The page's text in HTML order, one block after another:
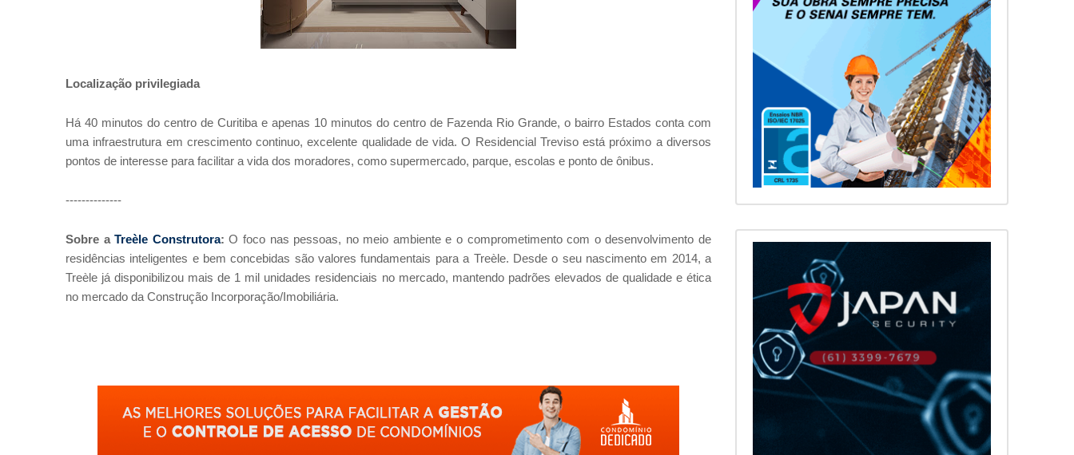
Localização privilegiada
Há 40 minutos do centro de Curitiba e apenas 10 minutos do centro de Fazenda Rio Grande, o bairro Estados conta com
uma infraestrutura em crescimento continuo, excelente qualidade de vida. O Residencial Treviso está próximo a diversos
pontos de interesse para facilitar a vida dos moradores, como supermercado, parque, escolas e ponto de ônibus.
--------------
Sobre aTreèle Construtora: O foco nas pessoas, no meio ambiente e o comprometimento com o desenvolvimento de
residências inteligentes e bem concebidas são valores fundamentais para a Treèle. Desde o seu nascimento em 2014, a
Treèle já disponibilizou mais de 1 mil unidades residenciais no mercado, mantendo padrões elevados de qualidade e ética
no mercado da Construção Incorporação/Imobiliária.